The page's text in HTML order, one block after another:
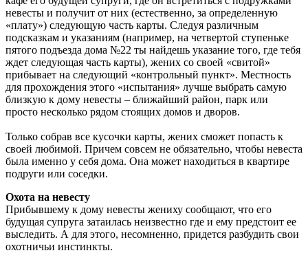
невесты и получит от них (естественно, за определенную
«плату») следующую часть карты. Следуя различным
подсказкам и указаниям (например, на четвертой ступеньке
пятого подъезда дома №22 ты найдешь указание того, где тебя
ждет следующая часть карты), жених со своей «свитой»
прибывает на следующий «контрольный пункт». Местность
для прохождения этого «испытания» лучше выбрать самую
близкую к дому невесты – ближайший район, парк или
просто несколько рядом стоящих домов и дворов.
Только собрав все кусочки карты, жених сможет попасть к
своей любимой. Причем совсем не обязательно, чтобы невеста
была именно у себя дома. Она может находиться в квартире
подруги или соседки.
Охота на невесту
Прибывшему к дому невесты жениху сообщают, что его
будущая супруга затаилась неизвестно где и ему предстоит ее
выследить. А для этого, несомненно, придется разбудить свои
охотничьи инстинкты.